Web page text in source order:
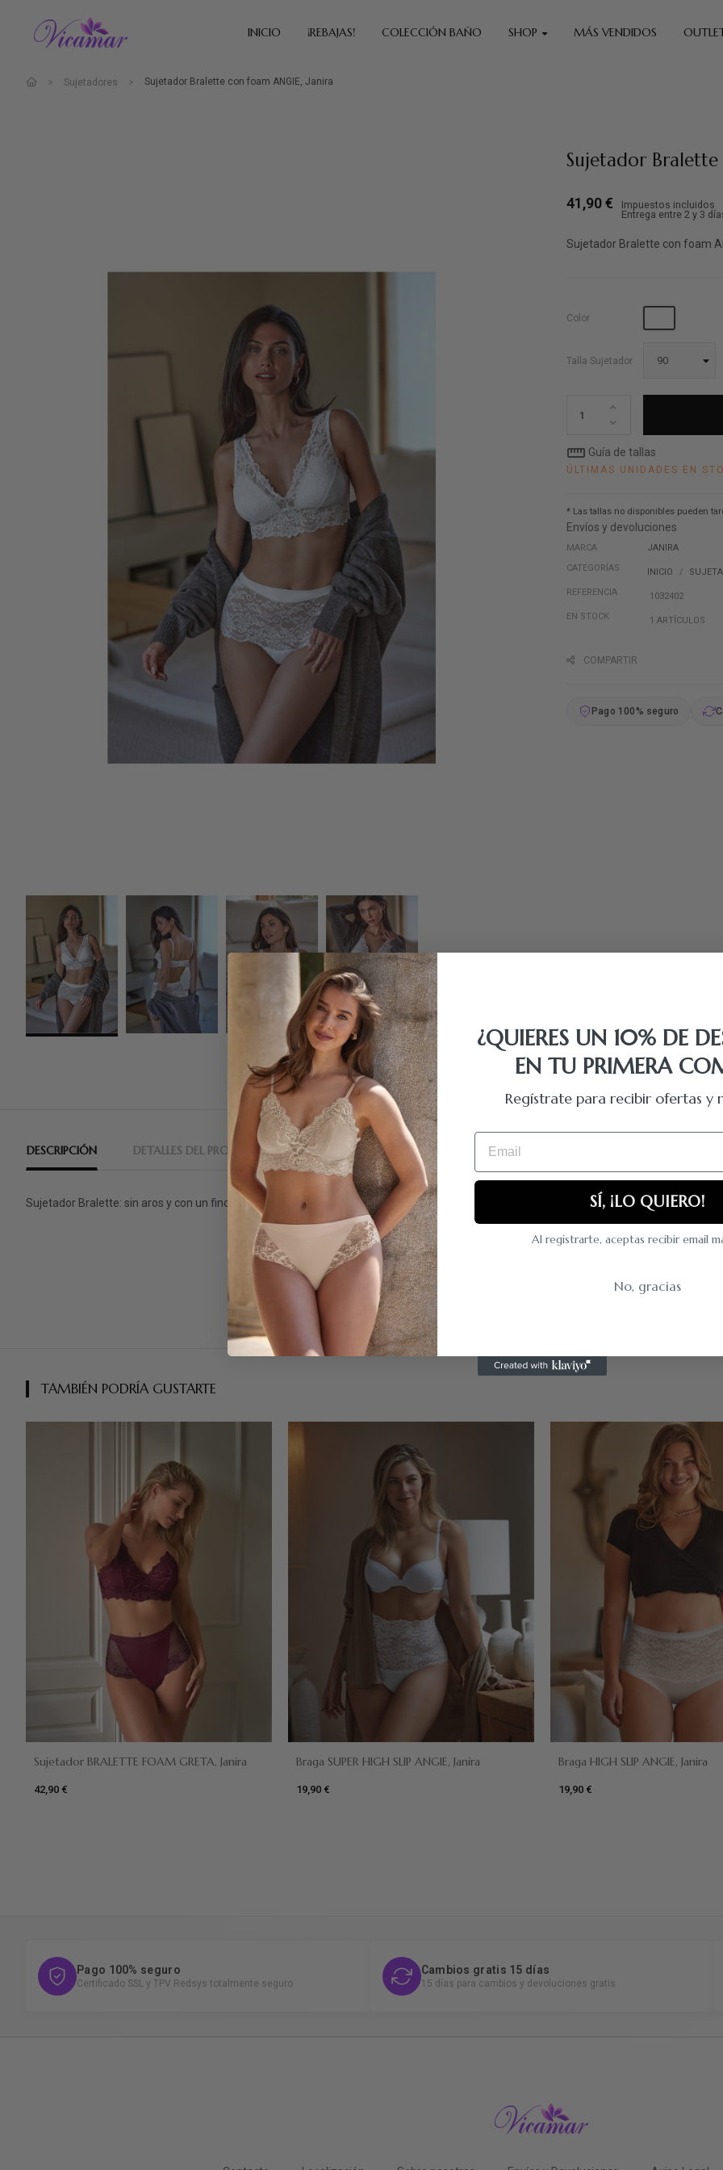
INICIO ¡REBAJAS! COLECCIÓN BAÑO SHOP MÁS VENDIDOS
Sujetadores Sujetador Bralette con foam ANGIE, Janira
Sujetador Bralette
41,90 €
Impuestos incluidos
Entrega entre 2 y 3
Sujetador Bralette con foam
Color
Talla Sujetador
straighten Guía de tallas
ÚLTIMAS UNIDADES EN
* Las tallas no disponibles pueden
Envíos y devoluciones
MARCA
JANIRA
CATEGORÍAS
INICIO
REFERENCIA
1032402
EN STOCK
1 ARTÍCULOS
COMPARTIR
Pago 100% seguro
DESCRIPCIÓN DETALLES DEL PRODUCTO RESEÑAS
Sujetador Bralette: sin aros y con un fino relleno. Suave encaje floral de la línea Angie. Combinable con las braguitas Angie. Cómodo,
TAMBIÉN PODRÍA GUSTARTE
Verde botella
Prune
Sujetador BRALETTE FOAM GRETA, Janira
42,90 € Negro
Braga SUPER HIGH SLIP ANGIE, Janira
19,90 € Negro
Braga HIGH SLIP ANGIE, Janira
19,90 €
Pago 100% seguro
Certificado SSL y TPV Redsys totalmente seguro
Cambios gratis 15 días
15 días para cambios y devoluciones gratis
¿QUIERES UN 10% DE
EN TU PRIMERA
Regístrate para recibir ofertas y
Email
SÍ, ¡LO QUIERO!
Al registrarte, aceptas recibir email
No, gracias